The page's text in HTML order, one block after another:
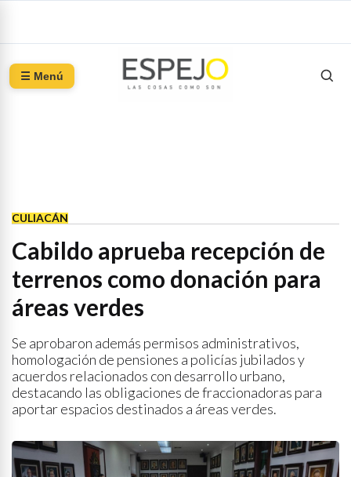
☰ Menú
CULIACÁN
Cabildo aprueba recepción de
terrenos como donación para
áreas verdes
Se aprobaron además permisos administrativos,
homologación de pensiones a policías jubilados y
acuerdos relacionados con desarrollo urbano,
destacando las obligaciones de fraccionadoras para
aportar espacios destinados a áreas verdes.